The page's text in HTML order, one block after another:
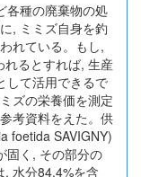
各種の廃棄物の処
, ミミズ自身を釣
れている。もし,
れるとすれば, 生産
して活用できるで
ズの栄養価を測定
考資料をえた。供
foetida SAVIGNY)
固く, その部分の
, 水分84.4%を含